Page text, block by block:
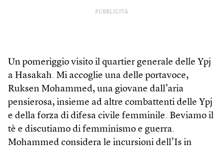
PUBBLICITÀ
Un pomeriggio visito il quartier generale delle Ypj
a Hasakah. Mi accoglie una delle portavoce,
Ruksen Mohammed, una giovane dall’aria
pensierosa, insieme ad altre combattenti delle Ypj
e della forza di difesa civile femminile. Beviamo il
tè e discutiamo di femminismo e guerra.
Mohammed considera le incursioni dell’Is in